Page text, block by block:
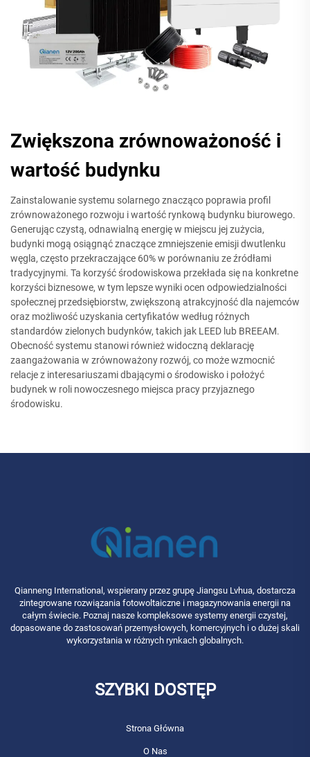
Zwiększona zrównoważoność i
wartość budynku
Zainstalowanie systemu solarnego znacząco poprawia profil
zrównoważonego rozwoju i wartość rynkową budynku biurowego.
Generując czystą, odnawialną energię w miejscu jej zużycia,
budynki mogą osiągnąć znaczące zmniejszenie emisji dwutlenku
węgla, często przekraczające 60% w porównaniu ze źródłami
tradycyjnymi. Ta korzyść środowiskowa przekłada się na konkretne
korzyści biznesowe, w tym lepsze wyniki ocen odpowiedzialności
społecznej przedsiębiorstw, zwiększoną atrakcyjność dla najemców
oraz możliwość uzyskania certyfikatów według różnych
standardów zielonych budynków, takich jak LEED lub BREEAM.
Obecność systemu stanowi również widoczną deklarację
zaangażowania w zrównoważony rozwój, co może wzmocnić
relacje z interesariuszami dbającymi o środowisko i położyć
budynek w roli nowoczesnego miejsca pracy przyjaznego
środowisku.
Qianneng International, wspierany przez grupę Jiangsu Lvhua, dostarcza
zintegrowane rozwiązania fotowoltaiczne i magazynowania energii na
całym świecie. Poznaj nasze kompleksowe systemy energii czystej,
dopasowane do zastosowań przemysłowych, komercyjnych i o dużej skali
wykorzystania w różnych rynkach globalnych.
SZYBKI DOSTĘP
Strona Główna
O Nas